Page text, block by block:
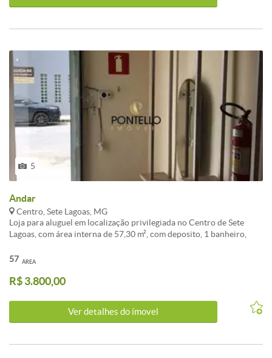
5
Andar
Centro, Sete Lagoas, MG
Loja para aluguel em localização privilegiada no Centro de Sete
Lagoas, com área interna de 57,30 m², com deposito, 1 banheiro,
serviços. Portão eletrônico para maior segurança. Pontos de
ÁREA
57
R$ 3.800,00
Ver detalhes do ímovel